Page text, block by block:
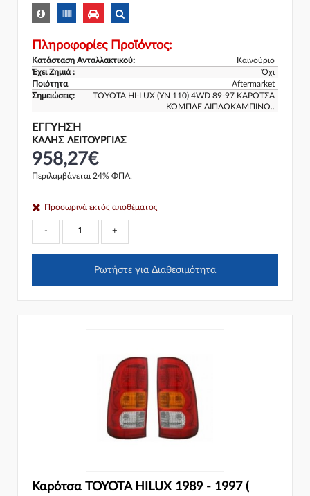
Πληροφορίες Προϊόντος:
Κατάσταση Ανταλλακτικού:
Καινούριο
Έχει Ζημιά :
Όχι
Ποιότητα
Aftermarket
Σημειώσεις:
TOYOTA HI-LUX (YN 110) 4WD 89-97 ΚΑΡΟΤΣΑ
ΚΟΜΠΛΕ ΔΙΠΛΟΚΑΜΠΙΝΟ..
ΕΓΓΎΗΣΗ
ΚΑΛΗΣ ΛΕΙΤΟΥΡΓΙΑΣ
958,27€
Περιλαμβάνεται 24% ΦΠΑ.
Προσωρινά εκτός αποθέματος
- +
Ρωτήστε για Διαθεσιμότητα
Καρότσα TOYOTA HILUX 1989 - 1997 (